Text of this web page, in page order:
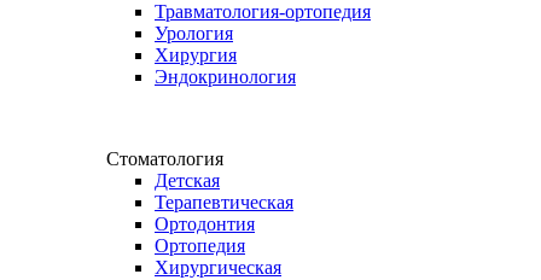
Травматология-ортопедия
Урология
Хирургия
Эндокринология
Стоматология
Детская
Терапевтическая
Ортодонтия
Ортопедия
Хирургическая